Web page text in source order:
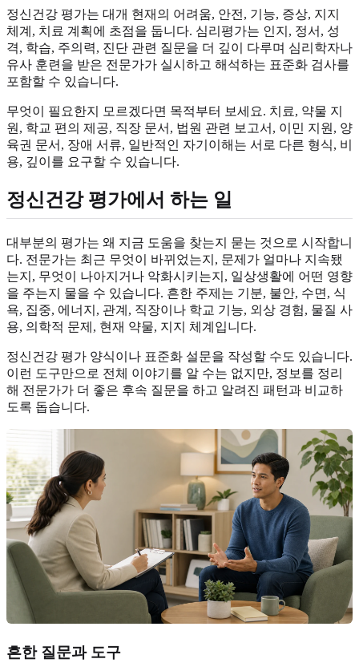
정신건강 평가는 대개 현재의 어려움, 안전, 기능, 증상, 지지
체계, 치료 계획에 초점을 둡니다. 심리평가는 인지, 정서, 성
격, 학습, 주의력, 진단 관련 질문을 더 깊이 다루며 심리학자나
유사 훈련을 받은 전문가가 실시하고 해석하는 표준화 검사를
포함할 수 있습니다.
무엇이 필요한지 모르겠다면 목적부터 보세요. 치료, 약물 지
원, 학교 편의 제공, 직장 문서, 법원 관련 보고서, 이민 지원, 양
육권 문서, 장애 서류, 일반적인 자기이해는 서로 다른 형식, 비
용, 깊이를 요구할 수 있습니다.
정신건강 평가에서 하는 일
대부분의 평가는 왜 지금 도움을 찾는지 묻는 것으로 시작합니
다. 전문가는 최근 무엇이 바뀌었는지, 문제가 얼마나 지속됐
는지, 무엇이 나아지거나 악화시키는지, 일상생활에 어떤 영향
을 주는지 물을 수 있습니다. 흔한 주제는 기분, 불안, 수면, 식
욕, 집중, 에너지, 관계, 직장이나 학교 기능, 외상 경험, 물질 사
용, 의학적 문제, 현재 약물, 지지 체계입니다.
정신건강 평가 양식이나 표준화 설문을 작성할 수도 있습니다.
이런 도구만으로 전체 이야기를 알 수는 없지만, 정보를 정리
해 전문가가 더 좋은 후속 질문을 하고 알려진 패턴과 비교하
도록 돕습니다.
흔한 질문과 도구